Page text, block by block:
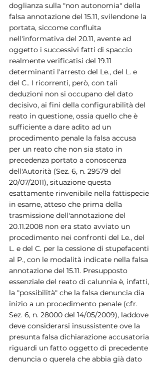
doglianza sulla "non autonomia" della
falsa annotazione del 15.11, svilendone la
portata, siccome confluita
nell'informativa del 20.11, avente ad
oggetto i successivi fatti di spaccio
realmente verificatisi del 19.11
determinanti l'arresto del Le., del L. e
del C.. I ricorrenti, però, con tali
deduzioni non si occupano del dato
decisivo, ai fini della configurabilità del
reato in questione, ossia quello che è
sufficiente a dare adito ad un
procedimento penale la falsa accusa
per un reato che non sia stato in
precedenza portato a conoscenza
dell'Autorità (Sez. 6, n. 29579 del
20/07/2011), situazione questa
esattamente rinvenibile nella fattispecie
in esame, atteso che prima della
trasmissione dell'annotazione del
20.11.2008 non era stato avviato un
procedimento nei confronti del Le., del
L. e del C. per la cessione di stupefacenti
al P., con le modalità indicate nella falsa
annotazione del 15.11. Presupposto
essenziale del reato di calunnia è, infatti,
la "possibilità" che la falsa denuncia dia
inizio a un procedimento penale (cfr.
Sez. 6, n. 28000 del 14/05/2009), laddove
deve considerarsi insussistente ove la
presunta falsa dichiarazione accusatoria
riguardi un fatto oggetto di precedente
denuncia o querela che abbia già dato